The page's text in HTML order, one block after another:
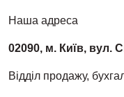
Наша адреса
02090, м. Київ, вул.
Відділ продажу,